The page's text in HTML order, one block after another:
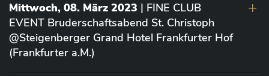
Mittwoch, 08. März 2023 | FINE CLUB
EVENT Bruderschaftsabend St. Christoph
@Steigenberger Grand Hotel Frankfurter Hof
(Frankfurter a.M.)